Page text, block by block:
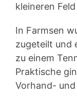
kleineren
In Farmsen
zugeteilt und
zu einem
Praktische
Vorhand-